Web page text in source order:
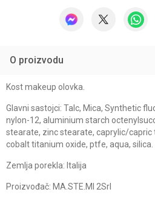
O proizvodu
Kost makeup olovka.
Glavni sastojci: Talc, Mica, Synthetic
nylon-12, aluminium starch
stearate, zinc stearate, caprylic/capric
cobalt titanium oxide, ptfe, aqua, silica.
Zemlja porekla: Italija
Proizvođač: MA.STE.MI 2Srl